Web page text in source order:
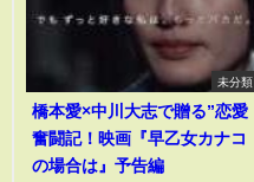
未分類
橋本愛×中川大志で贈る”恋愛
奮闘記！映画『早乙女カナコ
の場合は』予告編